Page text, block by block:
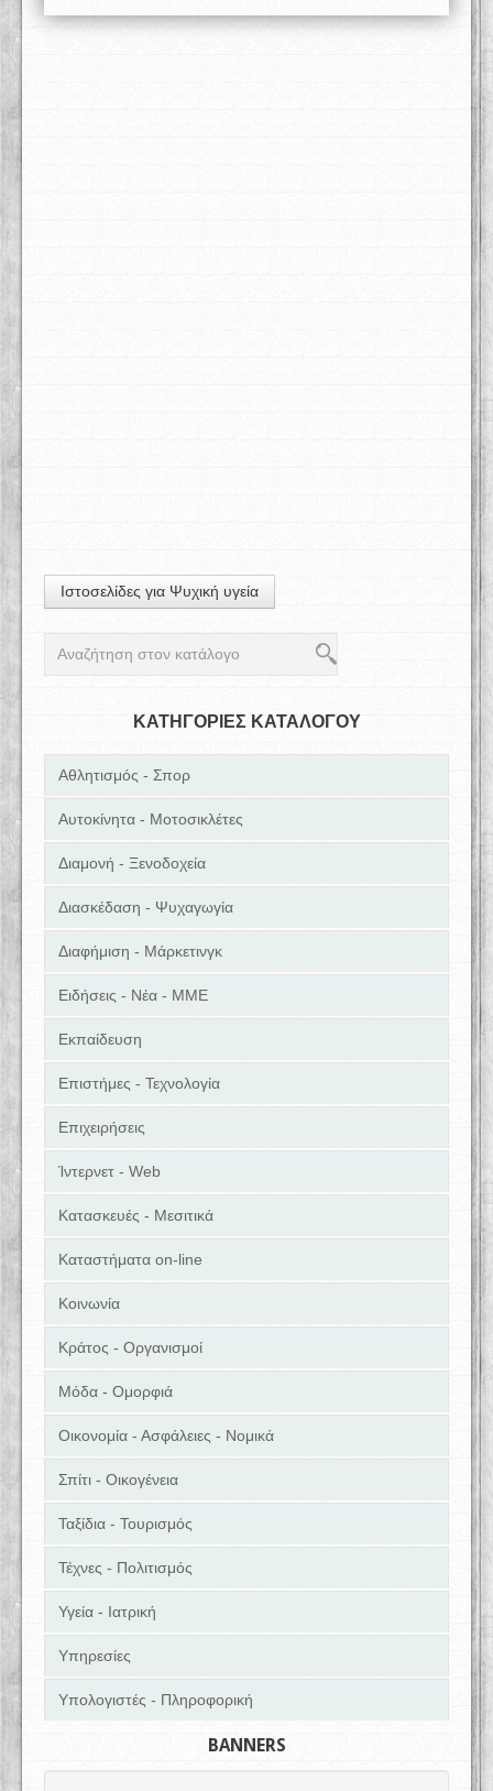
Ιστοσελίδες για Ψυχική υγεία
ΚΑΤΗΓΟΡΙΕΣ ΚΑΤΑΛΟΓΟΥ
Αθλητισμός - Σπορ
Αυτοκίνητα - Μοτοσικλέτες
Διαμονή - Ξενοδοχεία
Διασκέδαση - Ψυχαγωγία
Διαφήμιση - Μάρκετινγκ
Ειδήσεις - Νέα - ΜΜΕ
Εκπαίδευση
Επιστήμες - Τεχνολογία
Επιχειρήσεις
Ίντερνετ - Web
Κατασκευές - Μεσιτικά
Καταστήματα on-line
Κοινωνία
Κράτος - Οργανισμοί
Μόδα - Ομορφιά
Οικονομία - Ασφάλειες - Νομικά
Σπίτι - Οικογένεια
Ταξίδια - Τουρισμός
Τέχνες - Πολιτισμός
Υγεία - Ιατρική
Υπηρεσίες
Υπολογιστές - Πληροφορική
BANNERS